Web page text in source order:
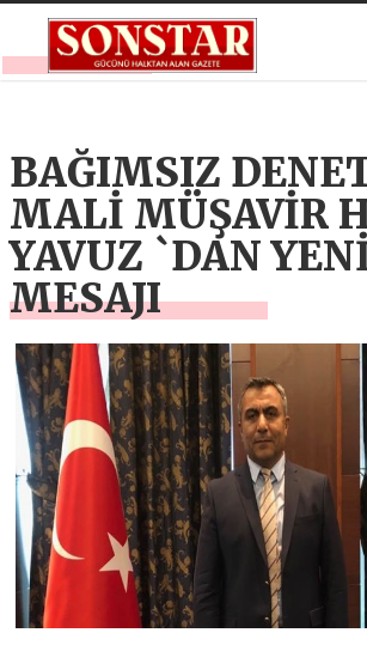
BAĞIMSIZ
MALİ MÜŞAVİR
YAVUZ `DAN
MESAJI